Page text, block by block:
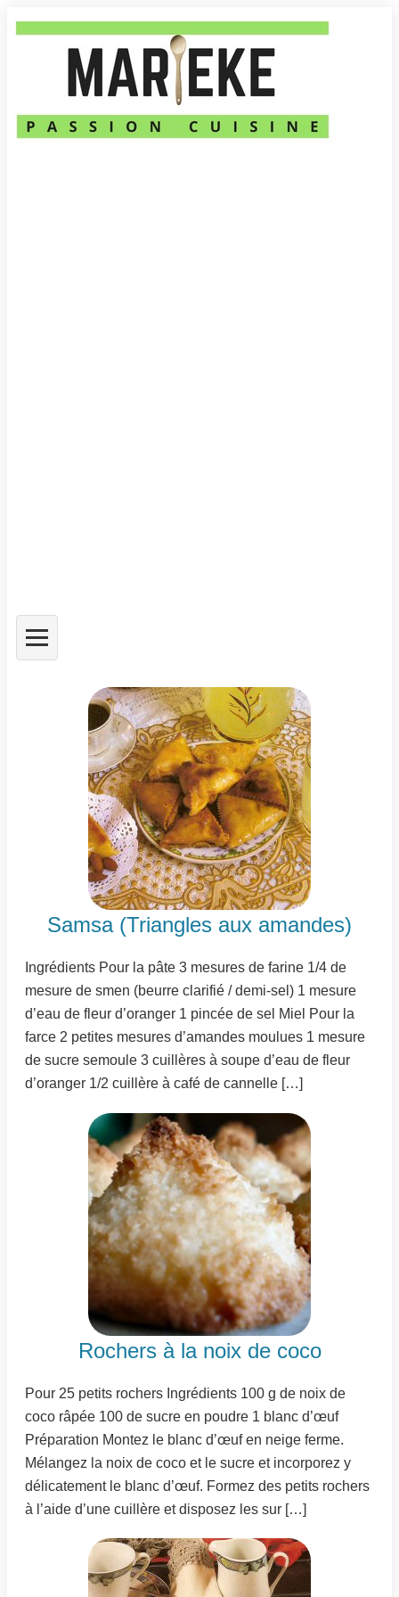
Samsa (Triangles aux amandes)
Ingrédients Pour la pâte 3 mesures de farine 1/4 de
mesure de smen (beurre clarifié / demi-sel) 1 mesure
d’eau de fleur d’oranger 1 pincée de sel Miel Pour la
farce 2 petites mesures d’amandes moulues 1 mesure
de sucre semoule 3 cuillères à soupe d’eau de fleur
d’oranger 1/2 cuillère à café de cannelle […]
Rochers à la noix de coco
Pour 25 petits rochers Ingrédients 100 g de noix de
coco râpée 100 de sucre en poudre 1 blanc d’œuf
Préparation Montez le blanc d’œuf en neige ferme.
Mélangez la noix de coco et le sucre et incorporez y
délicatement le blanc d’œuf. Formez des petits rochers
à l’aide d’une cuillère et disposez les sur […]